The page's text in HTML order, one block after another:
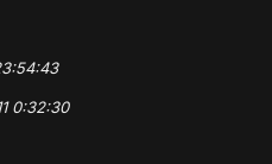
0:32:30